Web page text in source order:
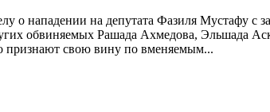
о нападении на депутата Фазиля Мустафу
обвиняемых Рашада Ахмедова, Эльшада
признают свою вину по вменяемым...